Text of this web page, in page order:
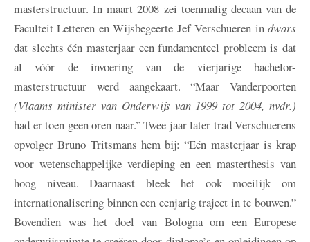
masterstructuur. In maart 2008 zei toenmalig decaan van de
Faculteit Letteren en Wijsbegeerte Jef Verschueren in dwars
dat slechts één masterjaar een fundamenteel probleem is dat
al vóór de invoering van de vierjarige bachelor-
masterstructuur werd aangekaart. “Maar Vanderpoorten
(Vlaams minister van Onderwijs van 1999 tot 2004, nvdr.)
had er toen geen oren naar.” Twee jaar later trad Verschuerens
opvolger Bruno Tritsmans hem bij: “Eén masterjaar is krap
voor wetenschappelijke verdieping en een masterthesis van
hoog niveau. Daarnaast bleek het ook moeilijk om
internationalisering binnen een eenjarig traject in te bouwen.”
Bovendien was het doel van Bologna om een Europese